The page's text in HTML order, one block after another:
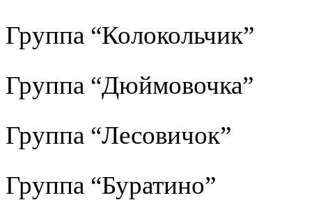
Группа “Колокольчик”
Группа “Дюймовочка”
Группа “Лесовичок”
Группа “Буратино”